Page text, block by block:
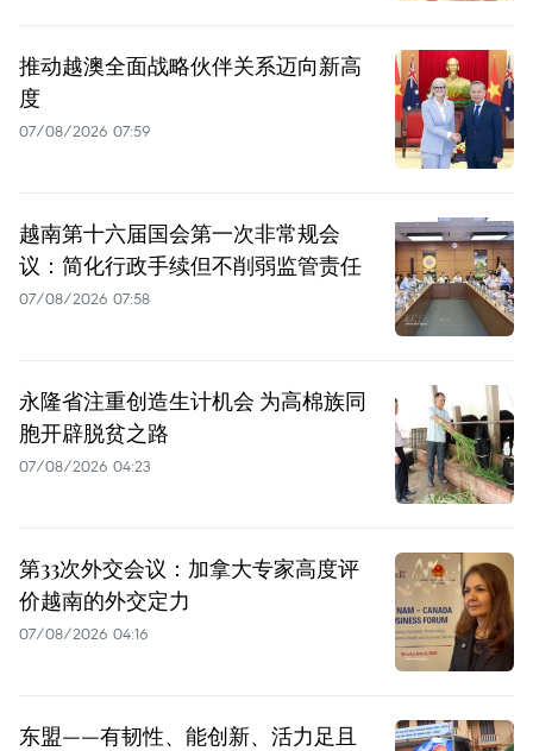
推动越澳全面战略伙伴关系迈向新高
度
07/08/2026 07:59
越南第十六届国会第一次非常规会
议：简化行政手续但不削弱监管责任
07/08/2026 07:58
永隆省注重创造生计机会 为高棉族同
胞开辟脱贫之路
07/08/2026 04:23
第33次外交会议：加拿大专家高度评
价越南的外交定力
07/08/2026 04:16
东盟——有韧性、能创新、活力足且